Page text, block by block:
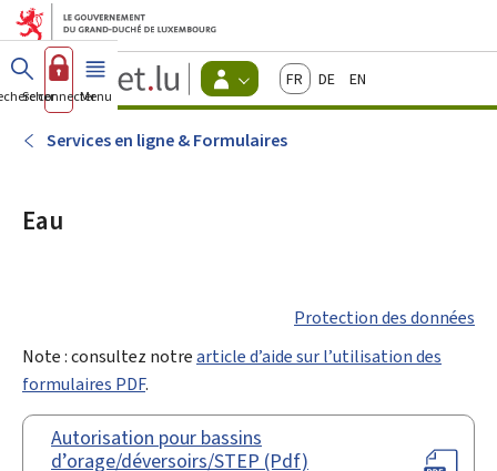
Aller au menu principal
Aller au contenu
Guichet.lu
Changer
d'espace
Menu
FrançaisDeutschEnglish
Se connecterMenu principal
Services en ligne & Formulaires
Eau
Protection des données
Note : consultez notrearticle d’aide sur l’utilisation des
formulaires PDF.
Autorisation pour bassins
d’orage/déversoirs/STEP (Pdf)